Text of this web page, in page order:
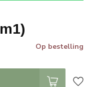
Op bestelling